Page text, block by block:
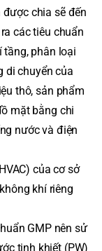
được chia sẽ đến
các tiêu chuẩn
tầng, phân loại
di chuyển của
thô, sản phẩm
mặt bằng chi
nước và điện
của cơ sở
khí riêng
GMP nên sử
tinh khiết (PW)